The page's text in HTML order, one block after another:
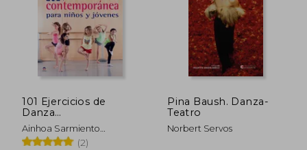
40%
dcto. $ 40.27
45%
dcto.
101 Ejercicios de
Danza
Contemporánea Para
Niños y Jóvenes
Ainhoa Sarmiento
Saracibar
(2)
Pina Baush. Danza-
Teatro
Norbert Servos